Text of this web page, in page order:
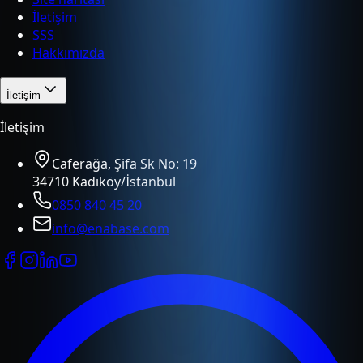
İletişim
SSS
Hakkımızda
İletişim
İletişim
Caferağa, Şifa Sk No: 19
34710 Kadıköy/İstanbul
0850 840 45 20
info@enabase.com